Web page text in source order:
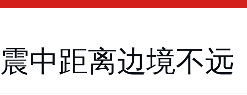
中距离边境不远